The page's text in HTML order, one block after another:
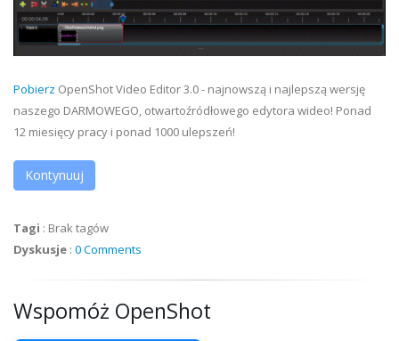
Pobierz OpenShot Video Editor 3.0 - najnowszą i najlepszą wersję
naszego DARMOWEGO, otwartoźródłowego edytora wideo! Ponad
12 miesięcy pracy i ponad 1000 ulepszeń!
Kontynuuj
Tagi : Brak tagów
Dyskusje : 0 Comments
Wspomóż OpenShot